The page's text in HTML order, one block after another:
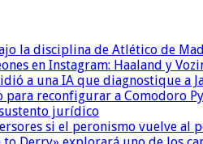
la disciplina de Atlético de
en Instagram: Haaland y
a una IA que diagnostique
para reconfigurar a Comodoro Py
jurídico
si el peronismo vuelve al